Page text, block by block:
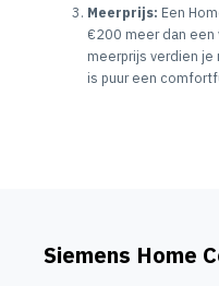
Meerprijs: Een
€200 meer dan een
meerprijs verdien je
is puur een
Siemens Home